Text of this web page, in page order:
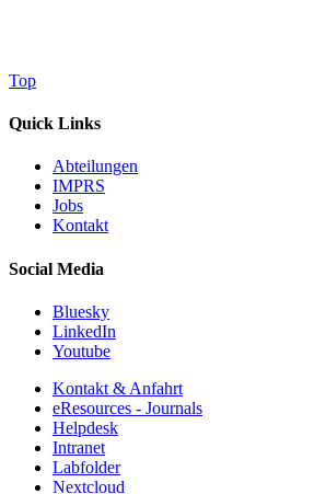
Top
Quick Links
Abteilungen
IMPRS
Jobs
Kontakt
Social Media
Bluesky
LinkedIn
Youtube
Kontakt & Anfahrt
eResources - Journals
Helpdesk
Intranet
Labfolder
Nextcloud